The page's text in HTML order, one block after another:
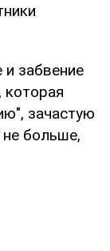
забвение
которая
зачастую
больше,